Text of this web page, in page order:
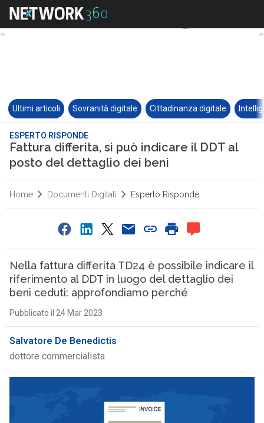
Ultimi articoli Sovranità digitale Cittadinanza digitale
ESPERTO RISPONDE
Fattura differita, si può indicare il DDT al
posto del dettaglio dei beni
Home Documenti Digitali Esperto Risponde
Nella fattura differita TD24 è possibile indicare il
riferimento al DDT in luogo del dettaglio dei
beni ceduti: approfondiamo perché
Pubblicato il 24 Mar 2023
Salvatore De Benedictis
dottore commercialista